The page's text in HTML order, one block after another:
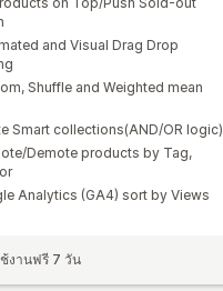
and Visual Drag Drop
Shuffle and Weighted mean
Smart collections(AND/OR logic)
Demote products by Tag,
Analytics (GA4) sort by Views
งานฟรี 7 วัน